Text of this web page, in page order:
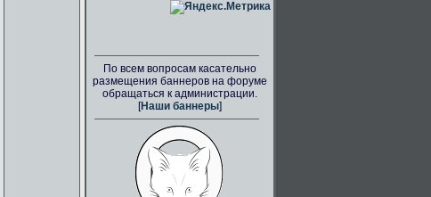
По всем вопросам касательно
размещения баннеров на форуме
обращаться к администрации.
[Наши баннеры]